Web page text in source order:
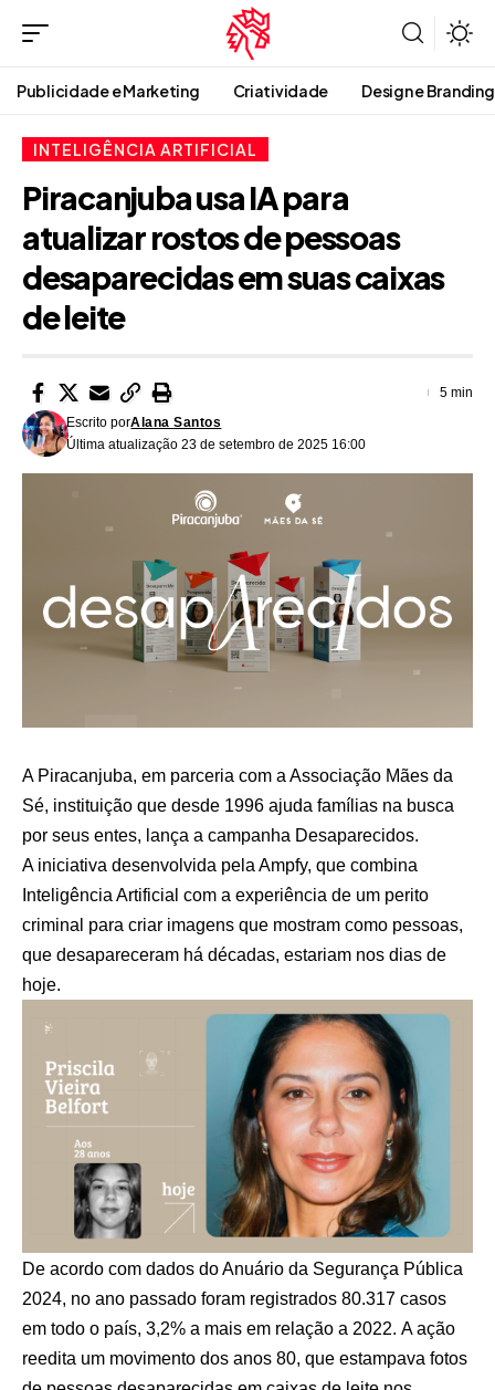
Publicidade e Marketing Criatividade Design e Branding
INTELIGÊNCIA ARTIFICIAL
Piracanjuba usa IA para
atualizar rostos de pessoas
desaparecidas em suas caixas
de leite
Última atualização 23 de setembro de 2025 16:00
Escrito porAlana Santos
5 min
A Piracanjuba, em parceria com a Associação Mães da
Sé, instituição que desde 1996 ajuda famílias na busca
por seus entes, lança a campanha Desaparecidos.
A iniciativa desenvolvida pela Ampfy, que combina
Inteligência Artificial com a experiência de um perito
criminal para criar imagens que mostram como pessoas,
que desapareceram há décadas, estariam nos dias de
hoje.
De acordo com dados do Anuário da Segurança Pública
2024, no ano passado foram registrados 80.317 casos
em todo o país, 3,2% a mais em relação a 2022. A ação
reedita um movimento dos anos 80, que estampava fotos